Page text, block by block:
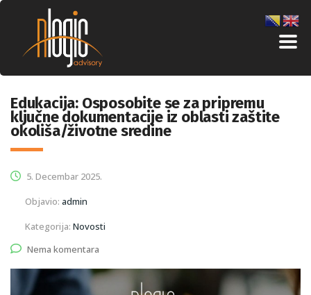
Edukacija: Osposobite se za pripremu
ključne dokumentacije iz oblasti zaštite
okoliša/životne sredine
5. Decembar 2025.
Objavio: admin
Kategorija: Novosti
Nema komentara